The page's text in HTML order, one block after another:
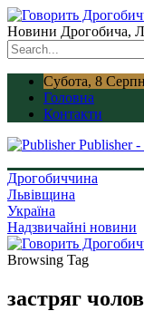
Новини Дрогобича,
Субота, 8
Головна
Контакти
Publisher
Дрогобиччина
Львівщина
Україна
Надзвичайні новини
Browsing Tag
застряг